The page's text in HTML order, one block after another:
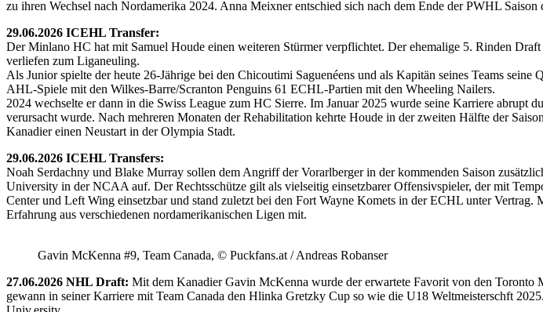
zu ihren Wechsel nach Nordamerika 2024. Anna Meixner entschied sich nach dem Ende der PWHL
29.06.2026 ICEHL Transfer:
Der Minlano HC hat mit Samuel Houde einen weiteren Stürmer verpflichtet. Der ehemalige 5. Rinden
verliefen zum Liganeuling.
Als Junior spielte der heute 26-Jährige bei den Chicoutimi Saguenéens und als Kapitän seines Teams
AHL-Spiele mit den Wilkes-Barre/Scranton Penguins 61 ECHL-Partien mit den Wheeling Nailers.
2024 wechselte er dann in die Swiss League zum HC Sierre. Im Januar 2025 wurde seine Karriere abrupt
verursacht wurde. Nach mehreren Monaten der Rehabilitation kehrte Houde in der zweiten Hälfte der
Kanadier einen Neustart in der Olympia Stadt.
29.06.2026 ICEHL Transfers:
Noah Serdachny und Blake Murray sollen dem Angriff der Vorarlberger in der kommenden Saison
University in der NCAA auf. Der Rechtsschütze gilt als vielseitig einsetzbarer Offensivspieler, der mit
Center und Left Wing einsetzbar und stand zuletzt bei den Fort Wayne Komets in der ECHL unter
Erfahrung aus verschiedenen nordamerikanischen Ligen mit.
Gavin McKenna #9, Team Canada, © Puckfans.at / Andreas Robanser
27.06.2026 NHL Draft: Mit dem Kanadier Gavin McKenna wurde der erwartete Favorit von den
gewann in seiner Karriere mit Team Canada den Hlinka Gretzky Cup so wie die U18 Weltmeisterschft